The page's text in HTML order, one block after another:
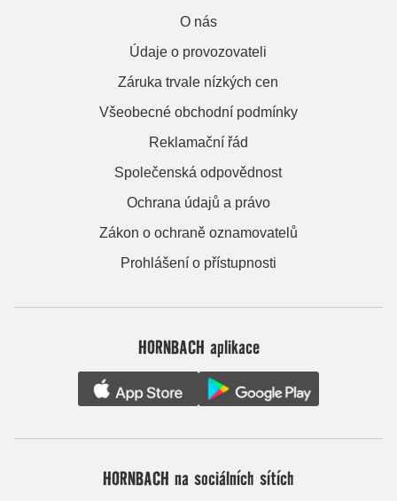
O nás
Údaje o provozovateli
Záruka trvale nízkých cen
Všeobecné obchodní podmínky
Reklamační řád
Společenská odpovědnost
Ochrana údajů a právo
Zákon o ochraně oznamovatelů
Prohlášení o přístupnosti
HORNBACH aplikace
HORNBACH na sociálních sítích